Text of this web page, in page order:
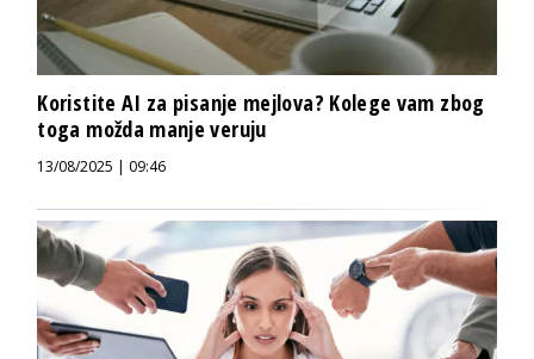
Koristite AI za pisanje mejlova? Kolege vam zbog
toga možda manje veruju
13/08/2025 | 09:46